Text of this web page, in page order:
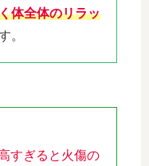
体全体のリラッ
。
すぎると火傷の